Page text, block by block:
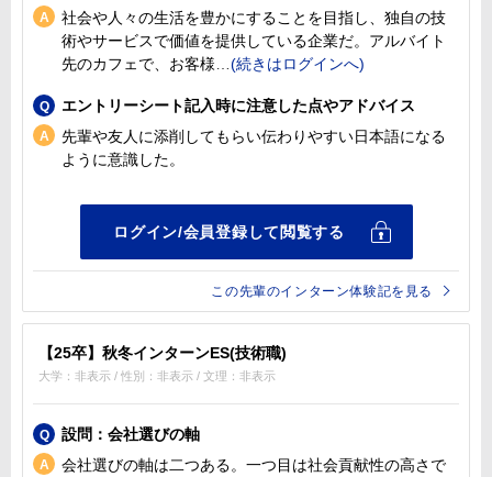
社会や人々の生活を豊かにすることを目指し、独自の技
術やサービスで価値を提供している企業だ。アルバイト
先のカフェで、お客様
エントリーシート記入時に注意した点やアドバイス
先輩や友人に添削してもらい伝わりやすい日本語になる
ように意識した。
この先輩のインターン体験記を見る
【25卒】秋冬インターンES(技術職)
大学：非表示 / 性別：非表示 / 文理：非表示
設問：会社選びの軸
会社選びの軸は二つある。一つ目は社会貢献性の高さで